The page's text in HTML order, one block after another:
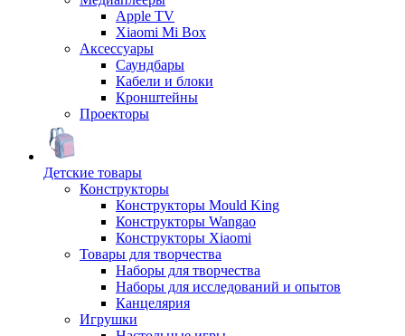
Apple TV
Xiaomi Mi Box
Аксессуары
Саундбары
Кабели и блоки
Кронштейны
Проекторы
Детские товары
Конструкторы
Конструкторы Mould King
Конструкторы Wangao
Конструкторы Xiaomi
Товары для творчества
Наборы для творчества
Наборы для исследований и опытов
Канцелярия
Игрушки